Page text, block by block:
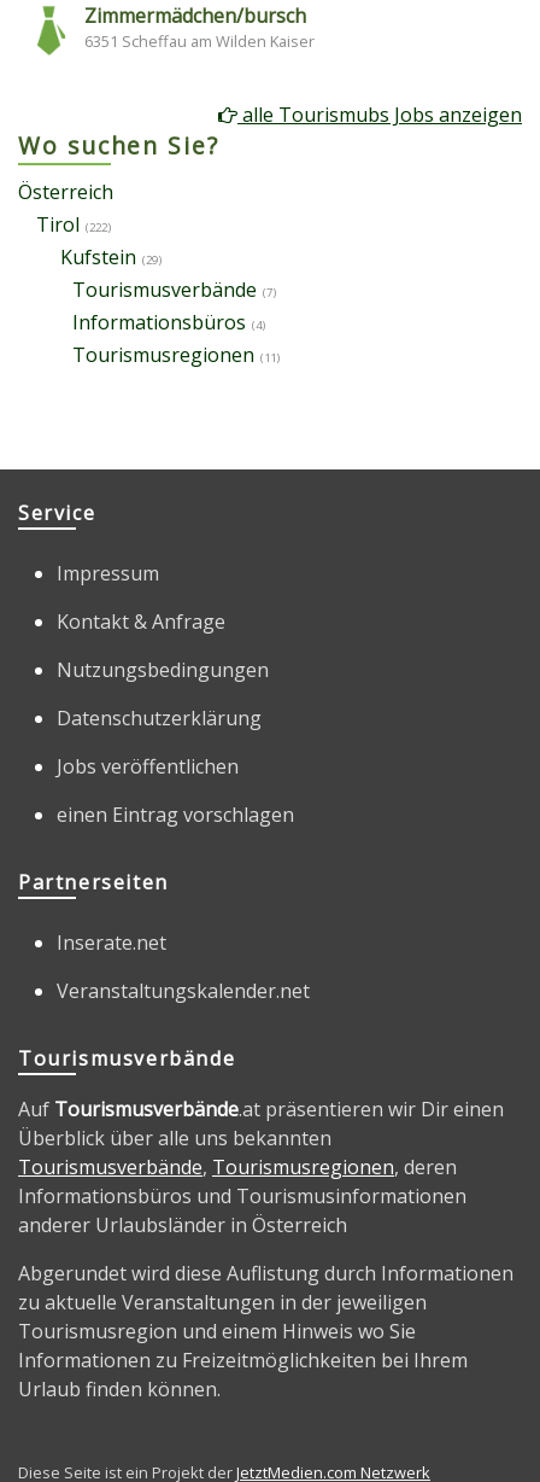
Zimmermädchen/bursch
6351 Scheffau am Wilden Kaiser
alle Tourismubs Jobs anzeigen
Wo suchen Sie?
Österreich
Tirol (222)
Kufstein (29)
Tourismusverbände (7)
Informationsbüros (4)
Tourismusregionen (11)
Service
Impressum
Kontakt & Anfrage
Nutzungsbedingungen
Datenschutzerklärung
Jobs veröffentlichen
einen Eintrag vorschlagen
Partnerseiten
Inserate.net
Veranstaltungskalender.net
Tourismusverbände
Auf Tourismusverbände.at präsentieren wir Dir einen
Überblick über alle uns bekannten
Tourismusverbände, Tourismusregionen, deren
Informationsbüros und Tourismusinformationen
anderer Urlaubsländer in Österreich
Abgerundet wird diese Auflistung durch Informationen
zu aktuelle Veranstaltungen in der jeweiligen
Tourismusregion und einem Hinweis wo Sie
Informationen zu Freizeitmöglichkeiten bei Ihrem
Urlaub finden können.
Diese Seite ist ein Projekt derJetztMedien.com Netzwerk